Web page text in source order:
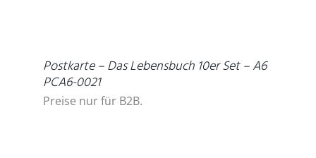
Postkarte – Das Lebensbuch 10er Set – A6
PCA6-0021
Preise nur für B2B.